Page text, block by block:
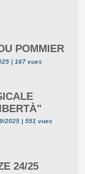
POMMIER
| 167 vues
2025 | 551 vues
24/25